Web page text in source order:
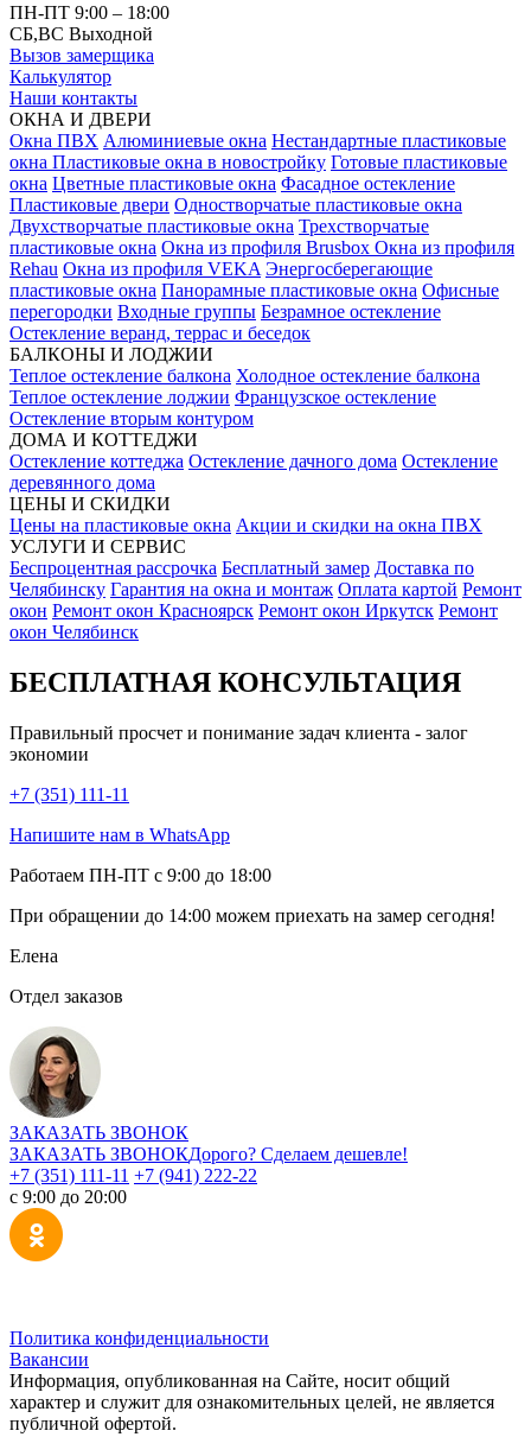
ПН-ПТ 9:00 – 18:00
СБ,ВС Выходной
Вызов замерщика
Калькулятор
Наши контакты
ОКНА И ДВЕРИ
Окна ПВХ Алюминиевые окна Нестандартные пластиковые
окна Пластиковые окна в новостройку Готовые пластиковые
окна Цветные пластиковые окна Фасадное остекление
Пластиковые двери Одностворчатые пластиковые окна
Двухстворчатые пластиковые окна Трехстворчатые
пластиковые окна Окна из профиля Brusbox Окна из профиля
Rehau Окна из профиля VEKA Энергосберегающие
пластиковые окна Панорамные пластиковые окна Офисные
перегородки Входные группы Безрамное остекление
Остекление веранд, террас и беседок
БАЛКОНЫ И ЛОДЖИИ
Теплое остекление балкона Холодное остекление балкона
Теплое остекление лоджии Французское остекление
Остекление вторым контуром
ДОМА И КОТТЕДЖИ
Остекление коттеджа Остекление дачного дома Остекление
деревянного дома
ЦЕНЫ И СКИДКИ
Цены на пластиковые окна Акции и скидки на окна ПВХ
УСЛУГИ И СЕРВИС
Беспроцентная рассрочка Бесплатный замер Доставка по
Челябинску Гарантия на окна и монтаж Оплата картой Ремонт
окон Ремонт окон Красноярск Ремонт окон Иркутск Ремонт
окон Челябинск
БЕСПЛАТНАЯ КОНСУЛЬТАЦИЯ
Правильный просчет и понимание задач клиента - залог
экономии
+7 (351) 111-11
Напишите нам в WhatsApp
Работаем ПН-ПТ с 9:00 до 18:00
При обращении до 14:00 можем приехать на замер сегодня!
Елена
Отдел заказов
ЗАКАЗАТЬ ЗВОНОК
ЗАКАЗАТЬ ЗВОНОКДорого? Сделаем дешевле!
+7 (351) 111-11 +7 (941) 222-22
с 9:00 до 20:00
Политика конфиденциальности
Вакансии
Информация, опубликованная на Сайте, носит общий
характер и служит для ознакомительных целей, не является
публичной офертой.